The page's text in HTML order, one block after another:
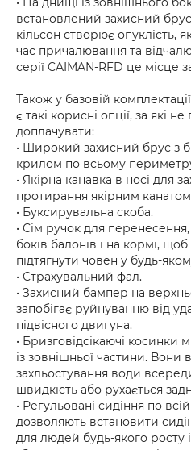
встановлений захисний
кільсон створює опуклість,
час причалювання та
серії CAIMAN-RFD це місце
Також у базовій
є такі корисні опції, за які
доплачувати:
• Широкий захисний брус з
крилом по всьому
• Якірна канавка в носі для
протирання якірним
• Буксирувальна скоба.
• Сім ручок для
боків балонів і на кормі,
підтягнути човен у будь-
• Страхувальний фал.
• Захисний бампер на
запобігає руйнуванню від
підвісного двигуна.
• Бризговідсікаючі
із зовнішньої частини. Вони
захльостування води
швидкість або рухається
• Регульовані сидіння по
дозволяють встановити
для людей будь-якого росту